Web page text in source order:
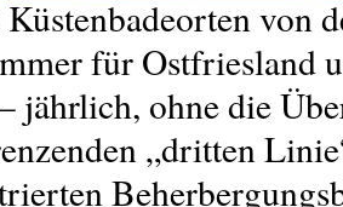
von
für Ostfriesland
jährlich, ohne die
„dritten